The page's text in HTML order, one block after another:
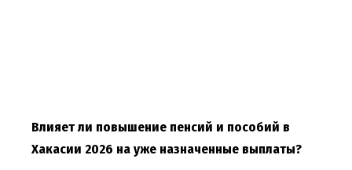
Влияет ли повышение пенсий и пособий в
Хакасии 2026 на уже назначенные выплаты?